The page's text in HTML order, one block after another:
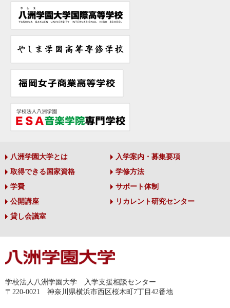
八洲学園大学とは
入学案内・募集要項
取得できる国家資格
学修方法
学費
サポート体制
公開講座
リカレント研究センター
貸し会議室
学校法人八洲学園大学 入学支援相談センター
〒220-0021 神奈川県横浜市西区桜木町7丁目42番地